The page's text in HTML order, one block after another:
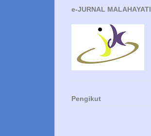
e-JURNAL MALAHAYATI
Pengikut